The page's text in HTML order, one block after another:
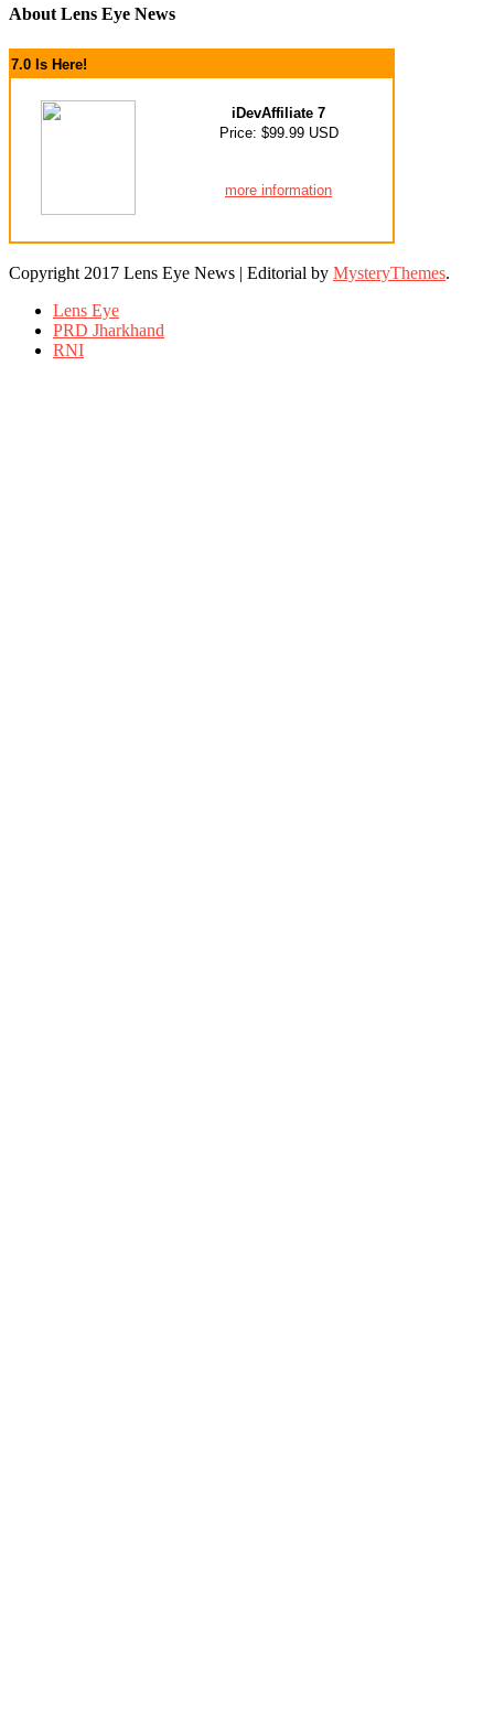
About Lens Eye News
7.0 Is Here!
iDevAffiliate 7
Price: $99.99 USD
more information
Copyright 2017 Lens Eye News | Editorial by MysteryThemes.
Lens Eye
PRD Jharkhand
RNI